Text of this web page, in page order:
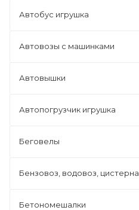
Автобус игрушка
Автовозы с машинками
Автовышки
Автопогрузчик игрушка
Беговелы
Бензовоз, водовоз, цистерна
Бетономешалки